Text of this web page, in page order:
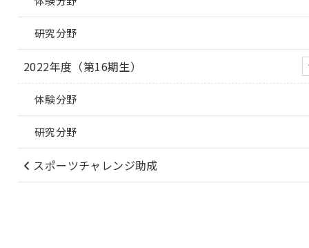
研究分野
2022年度（第16期生）
体験分野
研究分野
スポーツチャレンジ助成